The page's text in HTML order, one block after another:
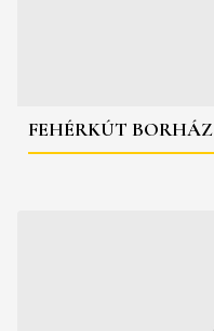
FEHÉRKÚT BORHÁZ